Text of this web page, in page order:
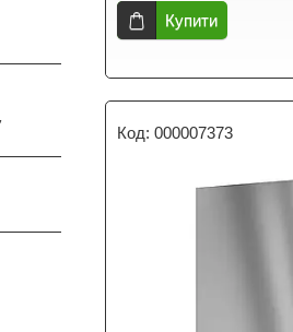
Купити
000007373